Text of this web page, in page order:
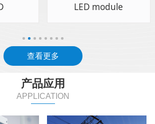
LED module
查看更多
产品应用
APPLICATION